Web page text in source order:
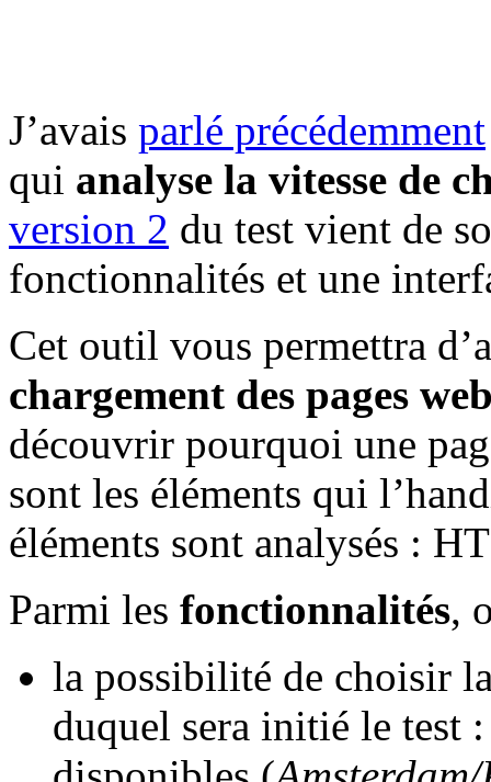
J’avais parlé précédemment
qui analyse la vitesse de
version 2 du test vient de
fonctionnalités et une
Cet outil vous permettra
chargement des pages
découvrir pourquoi une
sont les éléments qui
éléments sont analysés :
Parmi les fonctionnalités,
la possibilité de choisir
duquel sera initié le test